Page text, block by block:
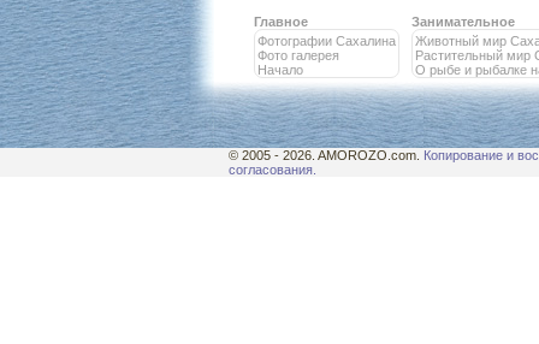
Главное
Фотографии Сахалина
Фото галерея
Начало
Занимательное
Животный мир
Растительный мир
О рыбе и рыбалке
© 2005 - 2026. AMOROZO.com. Копирование и
согласования.